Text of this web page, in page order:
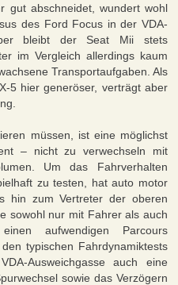
gut abschneidet, wundert wohl
des Ford Focus in der VDA-
bleibt der Seat Mii stets
im Vergleich allerdings kaum
Transportaufgaben. Als
5 hier generöser, verträgt aber
müssen, ist eine möglichst
– nicht zu verwechseln mit
Um das Fahrverhalten
zu testen, hat auto motor
hin zum Vertreter der oberen
sowohl nur mit Fahrer als auch
aufwendigen Parcours
typischen Fahrdynamiktests
Ausweichgasse auch eine
sowie das Verzögern